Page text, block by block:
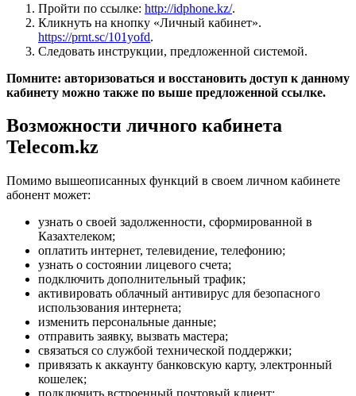
Пройти по ссылке: http://idphone.kz/.
Кликнуть на кнопку «Личный кабинет».
https://prnt.sc/101yofd.
Следовать инструкции, предложенной системой.
Помните: авторизоваться и восстановить доступ к данному
кабинету можно также по выше предложенной ссылке.
Возможности личного кабинета
Telecom.kz
Помимо вышеописанных функций в своем личном кабинете
абонент может:
узнать о своей задолженности, сформированной в
Казахтелеком;
оплатить интернет, телевидение, телефонию;
узнать о состоянии лицевого счета;
подключить дополнительный трафик;
активировать облачный антивирус для безопасного
использования интернета;
изменить персональные данные;
отправить заявку, вызвать мастера;
связаться со службой технической поддержки;
привязать к аккаунту банковскую карту, электронный
кошелек;